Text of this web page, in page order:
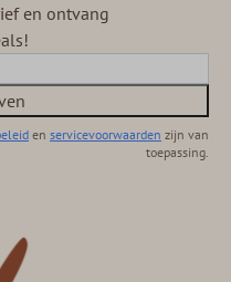
en ontvang
en servicevoorwaarden zijn van
toepassing.